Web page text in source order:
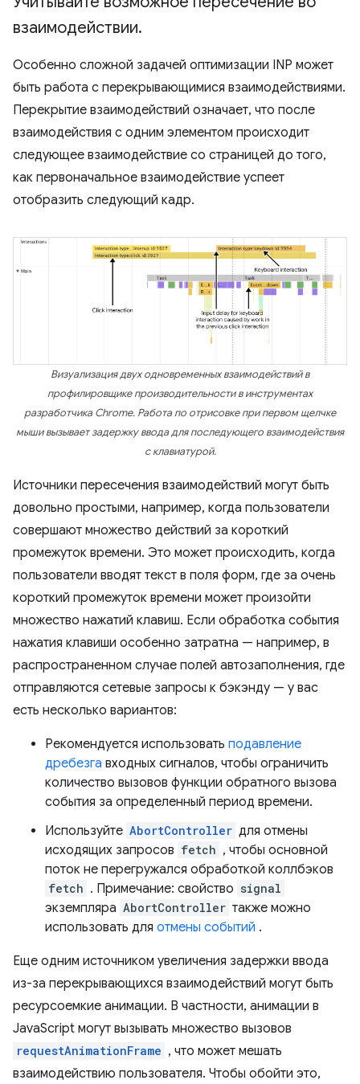
взаимодействии.
Особенно сложной задачей оптимизации INP может
быть работа с перекрывающимися взаимодействиями.
Перекрытие взаимодействий означает, что после
взаимодействия с одним элементом происходит
следующее взаимодействие со страницей до того,
как первоначальное взаимодействие успеет
отобразить следующий кадр.
Визуализация двух одновременных взаимодействий в
профилировщике производительности в инструментах
разработчика Chrome. Работа по отрисовке при первом щелчке
мыши вызывает задержку ввода для последующего взаимодействия
с клавиатурой.
Источники пересечения взаимодействий могут быть
довольно простыми, например, когда пользователи
совершают множество действий за короткий
промежуток времени. Это может происходить, когда
пользователи вводят текст в поля форм, где за очень
короткий промежуток времени может произойти
множество нажатий клавиш. Если обработка события
нажатия клавиши особенно затратна — например, в
распространенном случае полей автозаполнения, где
отправляются сетевые запросы к бэкэнду — у вас
есть несколько вариантов:
Рекомендуется использовать подавление
дребезга входных сигналов, чтобы ограничить
количество вызовов функции обратного вызова
события за определенный период времени.
Используйте AbortController для отмены
исходящих запросов fetch , чтобы основной
поток не перегружался обработкой коллбэков
fetch . Примечание: свойство signal
экземпляра AbortController также можно
использовать для отмены событий .
Еще одним источником увеличения задержки ввода
из-за перекрывающихся взаимодействий могут быть
ресурсоемкие анимации. В частности, анимации в
JavaScript могут вызывать множество вызовов
requestAnimationFrame , что может мешать
взаимодействию пользователя. Чтобы обойти это,